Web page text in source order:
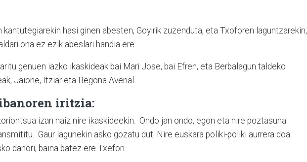
kantutegiarekin hasi ginen abesten, Goyirik zuzenduta, eta Txoforen laguntzarekin,
ona ez ezik abeslari handia ere.
genuen iazko ikaskideak bai Mari Jose, bai Efren, eta Berbalagun taldeko
Jaione, Itziar eta Begona Avenal.
iritzia:
izan naiz nire ikaskideekin. Ondo jan ondo, egon eta nire poztasuna
Gaur lagunekin asko gozatu dut. Nire euskara poliki-poliki aurrera doa.
danori, baina batez ere Txefori.